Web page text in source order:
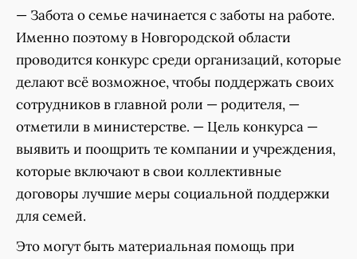
— Забота о семье начинается с заботы на работе.
Именно поэтому в Новгородской области
проводится конкурс среди организаций, которые
делают всё возможное, чтобы поддержать своих
сотрудников в главной роли — родителя, —
отметили в министерстве. — Цель конкурса —
выявить и поощрить те компании и учреждения,
которые включают в свои коллективные
договоры лучшие меры социальной поддержки
для семей.
Это могут быть материальная помощь при